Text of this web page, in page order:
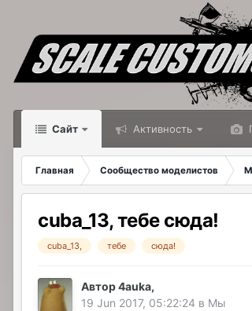
Сайт Активность
Главная Сообщество моделистов
cuba_13, тебе сюда!
cuba_13, тебе сюда!
Автор4auka,
19 Jun 2017, 05:22:24 в Мы